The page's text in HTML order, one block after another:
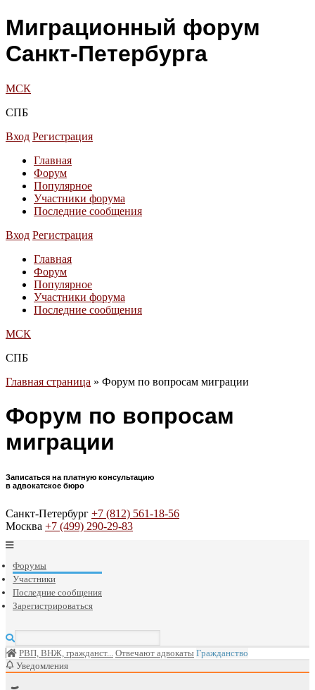
Миграционный форум
Санкт-Петербурга
МСК
СПБ
Вход Регистрация
Главная
Форум
Популярное
Участники форума
Последние сообщения
Вход Регистрация
Главная
Форум
Популярное
Участники форума
Последние сообщения
МСК
СПБ
Главная страница » Форум по вопросам миграции
Форум по вопросам
миграции
Записаться на платную консультацию
в адвокатское бюро
Санкт-Петербург +7 (812) 561-18-56
Москва +7 (499) 290-29-83
Форумы
Участники
Последние сообщения
Зарегистрироваться
РВП, ВНЖ, гражданст... Отвечают адвокаты Гражданство
Уведомления